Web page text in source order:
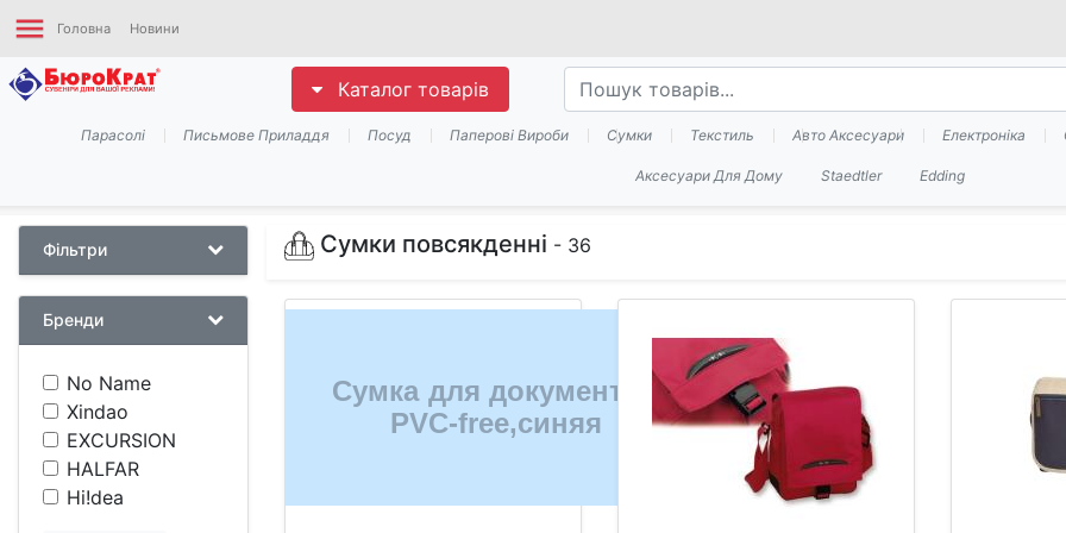
menu Головна Новини
Каталог товарів
Парасолі Письмове Приладдя Посуд Паперові Вироби Сумки Текстиль Авто Аксесуари Електроніка
Аксесуари Для Дому Staedtler Edding
Фільтри
Бренди
No Name
Xindao
EXCURSION
HALFAR
Hi!dea
Сумки повсякденні - 36